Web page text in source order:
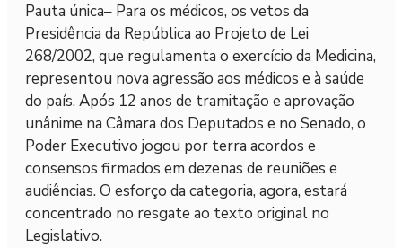
Pauta única– Para os médicos, os vetos da
Presidência da República ao Projeto de Lei
268/2002, que regulamenta o exercício da Medicina,
representou nova agressão aos médicos e à saúde
do país. Após 12 anos de tramitação e aprovação
unânime na Câmara dos Deputados e no Senado, o
Poder Executivo jogou por terra acordos e
consensos firmados em dezenas de reuniões e
audiências. O esforço da categoria, agora, estará
concentrado no resgate ao texto original no
Legislativo.